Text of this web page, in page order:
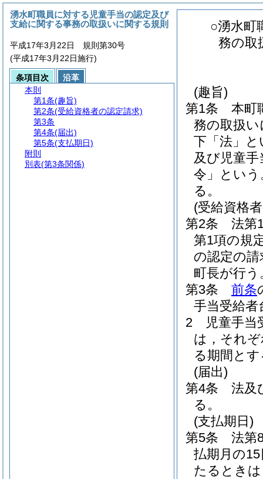
○湧水町
務の取
(趣旨)
第1条
本町
務の取扱
下「法」と
及び児童手
令」という
る。
(受給資格
第2条
法第
第1項の規
の認定の請
町長が行う
第3条
前条
手当受給者
2
児童手
は，それ
る期間と
(届出)
第4条
法及
る。
(支払期日)
第5条
法第
払期月の
たるとき
湧水町職員に対する児童手当の認定及び
支給に関する事務の取扱いに関する規則
平成17年3月22日 規則第30号
(平成17年3月22日施行)
条項目次
沿革
本則
第1条(趣旨)
第2条(受給資格者の認定請求)
第3条
第4条(届出)
第5条(支払期日)
附則
別表(第3条関係)